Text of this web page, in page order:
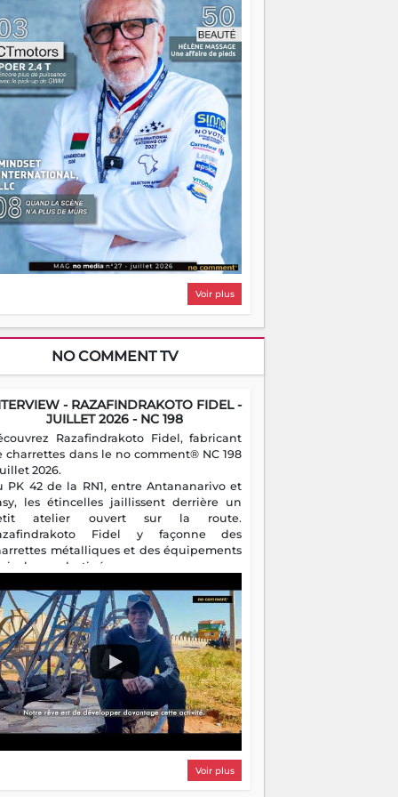
on pourrait s'arrêter là, applaudir et
chez soi satisfait. Mais ce serait
à côté d'une chose essentielle. La
ça brûle fort — et parfois, ça brûle
Une flamme sans direction peut
autant qu'elle peut consumer. C'est
que les aînés entrent en scène — pas
reprendre le gouvernail, mais pour
où sont les récifs. Les jeunes ont la
les vieux ont l'expérience, comme on
Ce n'est pas un combat de générations
c'est une question d'équipage. Partagez
réussites, mais aussi vos échecs. Surtout
échecs, d'ailleurs — ils enseignent
que n'importe quel manuel. À
la barque avance. Il faut juste
que tout le monde rame dans le
Voir plus
NO COMMENT TV
- RAZAFINDRAKOTO FIDEL -
JUILLET 2026 - NC 198
Razafindrakoto Fidel, fabricant
charrettes dans le no comment® NC 198
2026.
PK 42 de la RN1, entre Antananarivo et
les étincelles jaillissent derrière un
atelier ouvert sur la route.
Fidel y façonne des
métalliques et des équipements
destinés aux campagnes
il perpétue un métier discret mais
Voir plus